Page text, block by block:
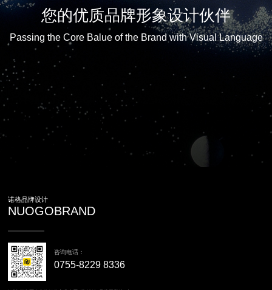
您的优质品牌形象设计伙伴
Passing the Core Balue of the Brand with Visual Language
诺格品牌设计
NUOGOBRAND
咨询电话：
0755-8229 8336